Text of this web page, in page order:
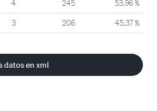
4 245 53,96 %
3 206 45,37 %
datos en xml